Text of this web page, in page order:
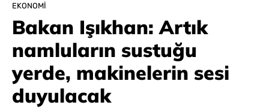
EKONOMI
Bakan Işıkhan: Artık
namluların sustuğu
yerde, makinelerin sesi
duyulacak